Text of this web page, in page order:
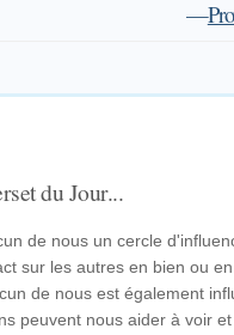
—
du Jour...
de nous un cercle
sur les autres en bien ou
de nous est également
peuvent nous aider à voir